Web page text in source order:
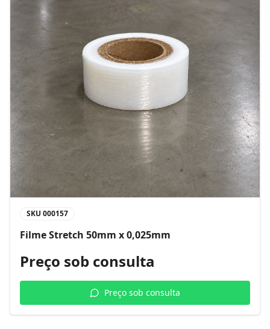
SKU 000157
Filme Stretch 50mm x 0,025mm
Preço sob consulta
Preço sob consulta